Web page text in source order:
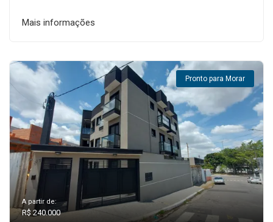
Mais informações
Pronto para Morar
A partir de:
R$ 240.000